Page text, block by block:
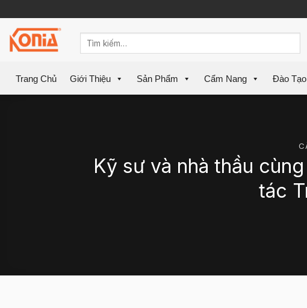
content
Trang Chủ Giới Thiệu Sản Phẩm Cẩm Nang Đào Tạo
Kỹ sư và nhà thầu
tác